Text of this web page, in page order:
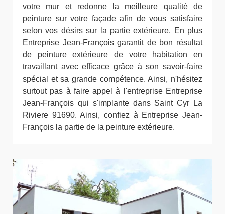
votre mur et redonne la meilleure qualité de
peinture sur votre façade afin de vous satisfaire
selon vos désirs sur la partie extérieure. En plus
Entreprise Jean-François garantit de bon résultat
de peinture extérieure de votre habitation en
travaillant avec efficace grâce à son savoir-faire
spécial et sa grande compétence. Ainsi, n'hésitez
surtout pas à faire appel à l'entreprise Entreprise
Jean-François qui s'implante dans Saint Cyr La
Riviere 91690. Ainsi, confiez à Entreprise Jean-
François la partie de la peinture extérieure.